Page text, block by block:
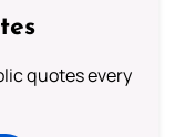
quotes every